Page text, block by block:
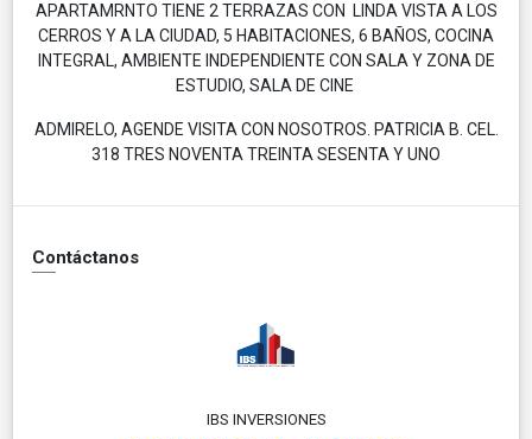
APARTAMRNTO TIENE 2 TERRAZAS CON LINDA VISTA A LOS
CERROS Y A LA CIUDAD, 5 HABITACIONES, 6 BAÑOS, COCINA
INTEGRAL, AMBIENTE INDEPENDIENTE CON SALA Y ZONA DE
ESTUDIO, SALA DE CINE
ADMIRELO, AGENDE VISITA CON NOSOTROS. PATRICIA B. CEL.
318 TRES NOVENTA TREINTA SESENTA Y UNO
Contáctanos
IBS INVERSIONES